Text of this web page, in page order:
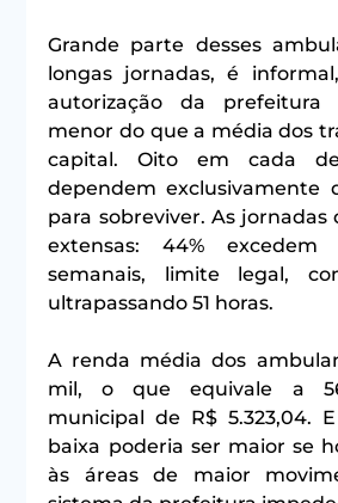
Grande parte desses
longas jornadas, é
autorização da
menor do que a média dos
capital. Oito em cada
dependem exclusivamente
para sobreviver. As jornadas
extensas: 44%
semanais, limite legal,
ultrapassando 51 horas.
A renda média dos
mil, o que equivale a
municipal de R$ 5.323,04.
baixa poderia ser maior se
às áreas de maior